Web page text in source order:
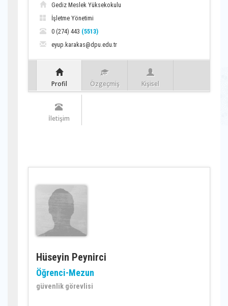
Gediz Meslek Yüksekokulu
İşletme Yönetimi
0 (274) 443 (5513)
eyup.karakas@dpu.edu.tr
Profil Özgeçmiş Kişisel
İletişim
Hüseyin Peynirci
Öğrenci-Mezun
güvenlik görevlisi